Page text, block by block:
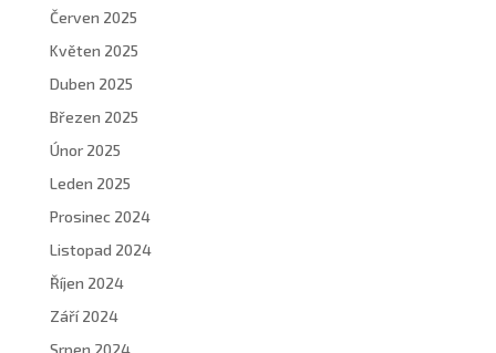
Červen 2025
Květen 2025
Duben 2025
Březen 2025
Únor 2025
Leden 2025
Prosinec 2024
Listopad 2024
Říjen 2024
Září 2024
Srpen 2024